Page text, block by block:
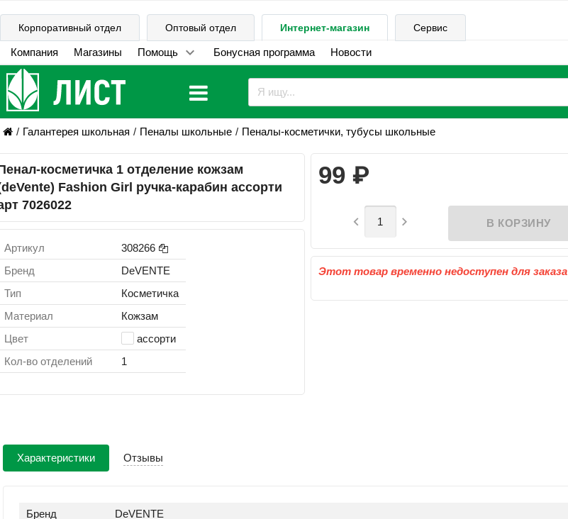
Корпоративный отдел Оптовый отдел Интернет-магазин Сервис
Компания Магазины Помощь Бонусная программа Новости
Галантерея школьная Пеналы школьные Пеналы-косметички, тубусы школьные
косметичка 1 отделение кожзам
Fashion Girl ручка-карабин ассорти
7026022
Артикул
308266
Бренд
DeVENTE
Тип
Косметичка
Материал
Кожзам
Цвет
ассорти
Кол-во отделений
1
99 ₽
 
Этот товар временно недоступен для заказа
Характеристики Отзывы
Бренд
DeVENTE